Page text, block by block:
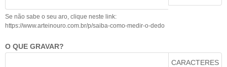
Se não sabe o seu aro, clique neste link:
https://www.arteinouro.com.br/p/saiba-como-medir-o-dedo
O QUE GRAVAR?
CARACTERES